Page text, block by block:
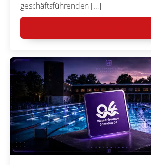
geschäftsführenden […]